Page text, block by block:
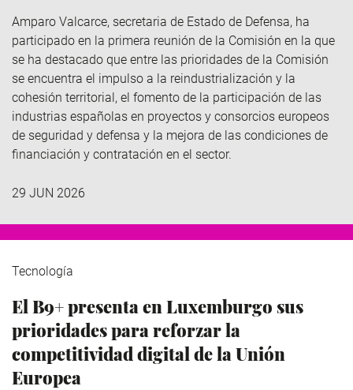
Amparo Valcarce, secretaria de Estado de Defensa, ha
participado en la primera reunión de la Comisión en la que
se ha destacado que entre las prioridades de la Comisión
se encuentra el impulso a la reindustrialización y la
cohesión territorial, el fomento de la participación de las
industrias españolas en proyectos y consorcios europeos
de seguridad y defensa y la mejora de las condiciones de
financiación y contratación en el sector.
29 JUN 2026
Tecnología
El B9+ presenta en Luxemburgo sus
prioridades para reforzar la
competitividad digital de la Unión
Europea